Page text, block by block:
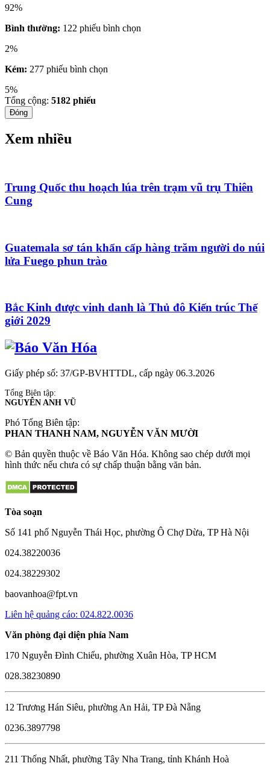
92%
Bình thường: 122 phiếu bình chọn
2%
Kém: 277 phiếu bình chọn
5%
Tổng cộng: 5182 phiếu
Đóng
Xem nhiều
Trung Quốc thu hoạch lúa trên trạm vũ trụ Thiên
Cung
Guatemala sơ tán khẩn cấp hàng trăm người do núi
lửa Fuego phun trào
Bắc Kinh được vinh danh là Thủ đô Kiến trúc Thế
giới 2029
Giấy phép số: 37/GP-BVHTTDL, cấp ngày 06.3.2026
Tổng Biên tập:
NGUYỄN ANH VŨ
Phó Tổng Biên tập:
PHAN THANH NAM, NGUYỄN VĂN MƯỜI
© Bản quyền thuộc về Báo Văn Hóa. Không sao chép dưới mọi
hình thức nếu chưa có sự chấp thuận bằng văn bản.
Tòa soạn
Số 141 phố Nguyễn Thái Học, phường Ô Chợ Dừa, TP Hà Nội
024.38220036
024.38229302
baovanhoa@fpt.vn
Liên hệ quảng cáo: 024.822.0036
Văn phòng đại diện phía Nam
170 Nguyễn Đình Chiểu, phường Xuân Hòa, TP HCM
028.38230890
12 Trương Hán Siêu, phường An Hải, TP Đà Nẵng
0236.3897798
211 Thống Nhất, phường Tây Nha Trang, tỉnh Khánh Hoà